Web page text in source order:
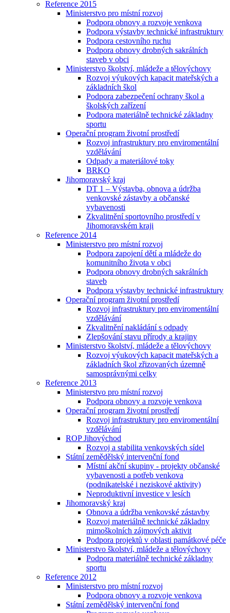
Reference 2015
Ministerstvo pro místní rozvoj
Podpora obnovy a rozvoje venkova
Podpora výstavby technické infrastruktury
Podpora cestovního ruchu
Podpora obnovy drobných sakrálních
staveb v obci
Ministerstvo školství, mládeže a tělovýchovy
Rozvoj výukových kapacit mateřských a
základních škol
Podpora zabezpečení ochrany škol a
školských zařízení
Podpora materiálně technické základny
sportu
Operační program životní prostředí
Rozvoj infrastruktury pro enviromentální
vzdělávání
Odpady a materiálové toky
BRKO
Jihomoravský kraj
DT 1 – Výstavba, obnova a údržba
venkovské zástavby a občanské
vybavenosti
Zkvalitnění sportovního prostředí v
Jihomoravském kraji
Reference 2014
Ministerstvo pro místní rozvoj
Podpora zapojení dětí a mládeže do
komunitního života v obci
Podpora obnovy drobných sakrálních
staveb
Podpora výstavby technické infrastruktury
Operační program životní prostředí
Rozvoj infrastruktury pro enviromentální
vzdělávání
Zkvalitnění nakládání s odpady
Zlepšování stavu přírody a krajiny
Ministerstvo školství, mládeže a tělovýchovy
Rozvoj výukových kapacit mateřských a
základních škol zřizovaných územně
samosprávnými celky
Reference 2013
Ministerstvo pro místní rozvoj
Podpora obnovy a rozvoje venkova
Operační program životní prostředí
Rozvoj infrastruktury pro enviromentální
vzdělávání
ROP Jihovýchod
Rozvoj a stabilita venkovských sídel
Státní zemědělský intervenční fond
Místní akční skupiny - projekty občanské
vybavenosti a potřeb venkova
(podnikatelské i neziskové aktivity)
Neproduktivní investice v lesích
Jihomoravský kraj
Obnova a údržba venkovské zástavby
Rozvoj materiálně technické základny
mimoškolních zájmových aktivit
Podpora projektů v oblasti památkové péče
Ministerstvo školství, mládeže a tělovýchovy
Podpora materiálně technické základny
sportu
Reference 2012
Ministerstvo pro místní rozvoj
Podpora obnovy a rozvoje venkova
Státní zemědělský intervenční fond